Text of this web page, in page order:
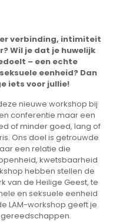
verbinding, intimiteit
Wil je dat je huwelijk
– een echte
eenheid? Dan
iets voor jullie!
nieuwe workshop bij
conferentie maar een
of minder goed, lang of
Ons doel is getrouwde
een relatie die
kwetsbaarheid
hebben stellen de
van de Heilige Geest, te
en seksuele eenheid
LAM-workshop geeft je